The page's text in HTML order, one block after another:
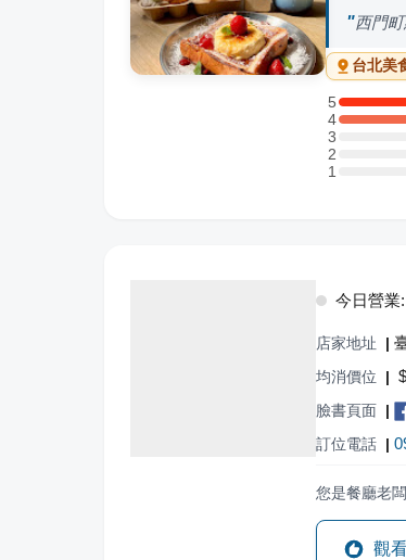
西門
台北美
5
5 星：6
4
4 星：6
3
3 星：0 則
2
2 星：0 則
11 星：0 則
今日營業
店家地址 |
均消價位 | $
臉書頁面 |
訂位電話 |
您是餐廳老
觀